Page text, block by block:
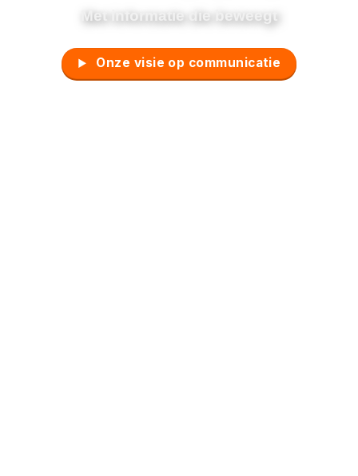
Met informatie die beweegt
Onze visie op communicatie